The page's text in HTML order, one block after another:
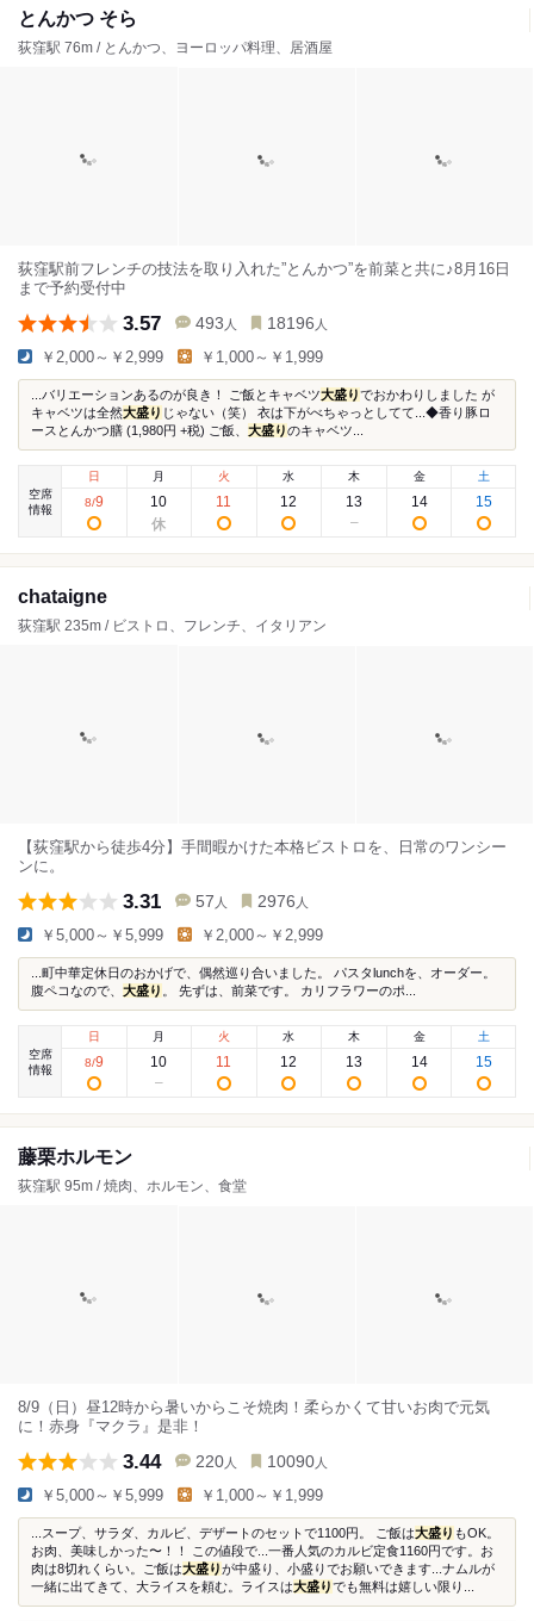
とんかつ そら
荻窪駅 76m / とんかつ、ヨーロッパ料理、居酒屋
荻窪駅前フレンチの技法を取り入れた”とんかつ”を前菜と共に♪8月16日
まで予約受付中
3.57 493 人 18196 人
￥2,000～￥2,999 ￥1,000～￥1,999
...バリエーションあるのが良き！ ご飯とキャベツ大盛りでおかわりしました が
キャベツは全然大盛り じゃない（笑） 衣は下がべちゃっとしてて...◆香り豚ロ
ースとんかつ膳 (1,980円 +税) ご飯、 大盛りのキャベツ...
空席
情報
日
8/9
月
10
火
11
水
12
木
13
金
14
土
15
chataigne
荻窪駅 235m / ビストロ、フレンチ、イタリアン
【荻窪駅から徒歩4分】手間暇かけた本格ビストロを、日常のワンシー
ンに。
3.31 57 人 2976 人
￥5,000～￥5,999 ￥2,000～￥2,999
...町中華定休日のおかげで、偶然巡り合いました。 パスタlunchを、オーダー。
腹ペコなので、 大盛り 。 先ずは、前菜です。 カリフラワーのポ...
空席
情報
日
8/9
月
10
火
11
水
12
木
13
金
14
土
15
藤栗ホルモン
荻窪駅 95m / 焼肉、ホルモン、食堂
8/9（日）昼12時から暑いからこそ焼肉！柔らかくて甘いお肉で元気
に！赤身『マクラ』是非！
3.44 220 人 10090 人
￥5,000～￥5,999 ￥1,000～￥1,999
...スープ、サラダ、カルビ、デザートのセットで1100円。 ご飯は大盛り もOK。
お肉、美味しかった〜！！ この値段で...一番人気のカルビ定食1160円です。お
肉は8切れくらい。ご飯は大盛りが中盛り、小盛りでお願いできます...ナムルが
一緒に出てきて、大ライスを頼む。ライスは大盛りでも無料は嬉しい限り...